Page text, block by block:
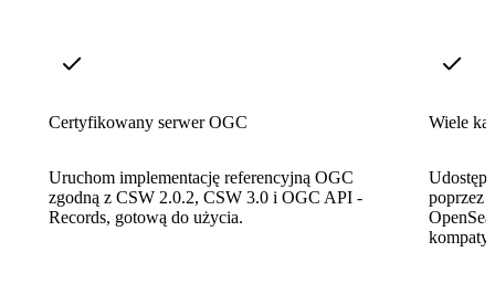
Certyfikowany serwer OGC
Uruchom implementację referencyjną OGC
zgodną z CSW 2.0.2, CSW 3.0 i OGC API -
Records, gotową do użycia.
Wiele
poprzez